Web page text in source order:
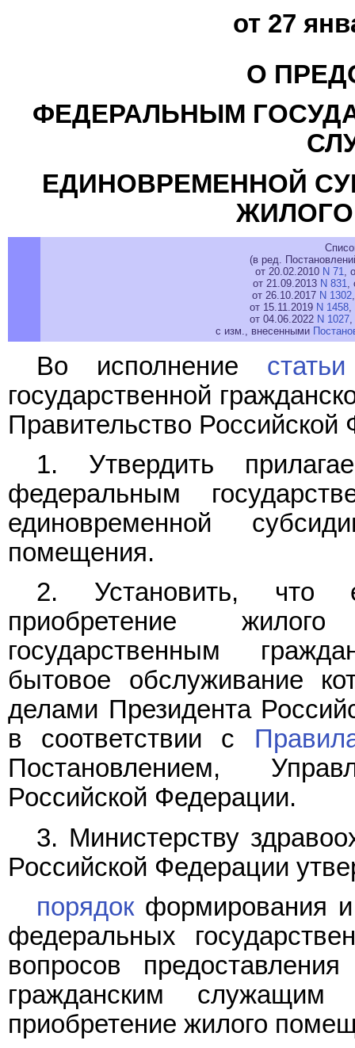
от 27
О
ФЕДЕРАЛЬНЫМ
ЕДИНОВРЕМЕННОЙ
(в ред.
от 20.02.2010 N 71 ,
от 21.09.2013 N 831
от 26.10.2017 N 1302
от 15.11.2019 N 1458
от 04.06.2022 N 1027,
с изм., внесенными
Во исполнение
государственной
Правительство Российской
1. Утвердить
федеральным
единовременной
помещения.
2. Установить, что
приобретение
государственным
бытовое обслуживание
делами Президента
в соответствии с
Постановлением,
Российской Федерации.
3. Министерству
Российской Федерации
порядокформирования и
федеральных
вопросов
гражданским служащим
приобретение жилого